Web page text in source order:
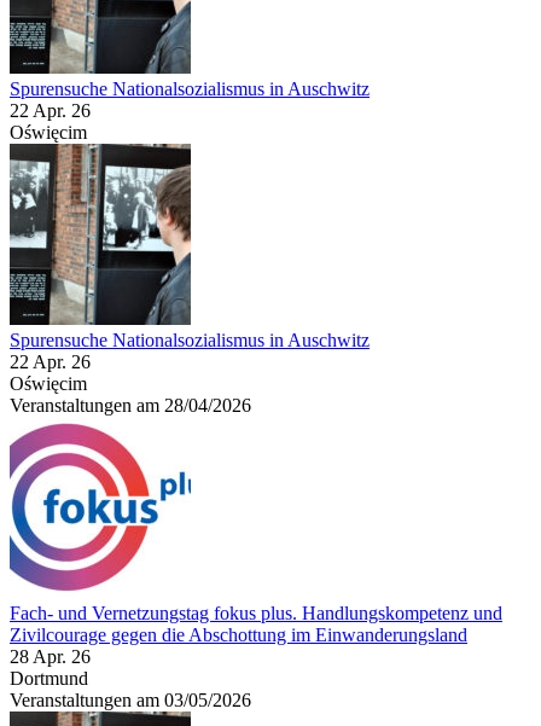
Spurensuche Nationalsozialismus in Auschwitz
22 Apr. 26
Oświęcim
Spurensuche Nationalsozialismus in Auschwitz
22 Apr. 26
Oświęcim
Veranstaltungen am 28/04/2026
Fach- und Vernetzungstag fokus plus. Handlungskompetenz und
Zivilcourage gegen die Abschottung im Einwanderungsland
28 Apr. 26
Dortmund
Veranstaltungen am 03/05/2026